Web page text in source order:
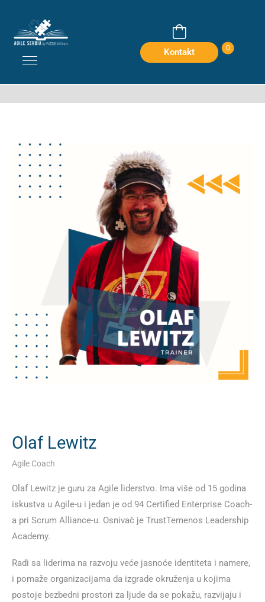
0
Kontakt
Olaf Lewitz
Home Members Olaf Lewitz
Olaf Lewitz
Agile Coach
Olaf Lewitz je guru za Agile liderstvo. Ima više od 15 godina
iskustva u Agile-u i jedan je od 94 Certified Enterprise Coach-
a pri Scrum Alliance-u. Osnivač je TrustTemenos Leadership
Academy.
Radi sa liderima na razvoju veće jasnoće identiteta i namere,
i pomaže organizacijama da izgrade okruženja u kojima
postoje bezbedni prostori za ljude da se pokažu, razvijaju i